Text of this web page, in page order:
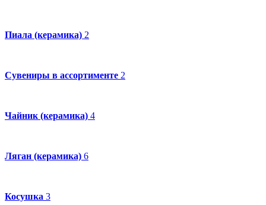
Пиала (керамика) 2
Сувениры в ассортименте 2
Чайник (керамика) 4
Ляган (керамика) 6
Косушка 3